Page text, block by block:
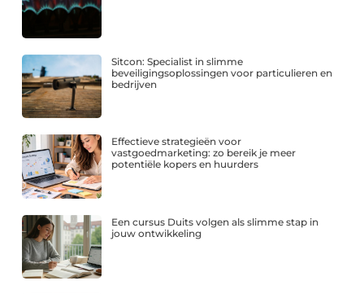
Sitcon: Specialist in slimme
beveiligingsoplossingen voor particulieren en
bedrijven
Effectieve strategieën voor
vastgoedmarketing: zo bereik je meer
potentiële kopers en huurders
Een cursus Duits volgen als slimme stap in
jouw ontwikkeling